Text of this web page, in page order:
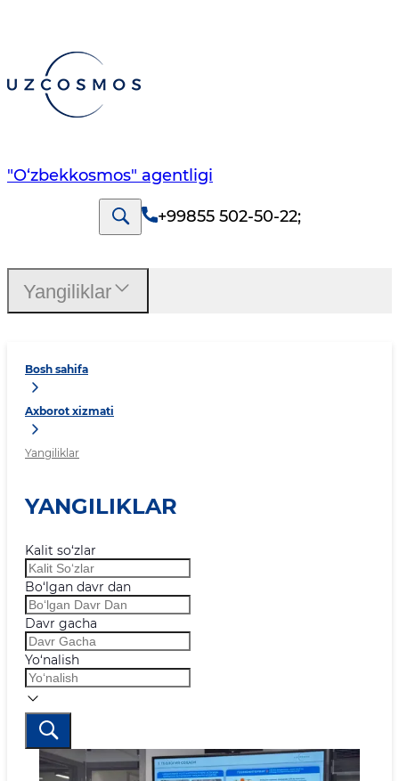
"O‘zbekkosmos" agentligi
+99855 502-50-22;
Bosh sahifa
Axborot xizmati
Yangiliklar
YANGILIKLAR
Kalit so‘zlar
Bo‘lgan davr dan
Davr gacha
Yo‘nalish
Yangiliklar